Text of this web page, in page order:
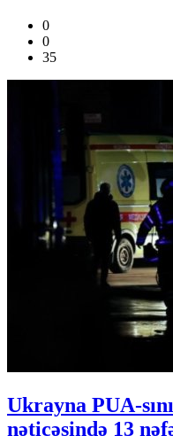
0
0
35
Ukrayna PUA-
nəticəsində 13